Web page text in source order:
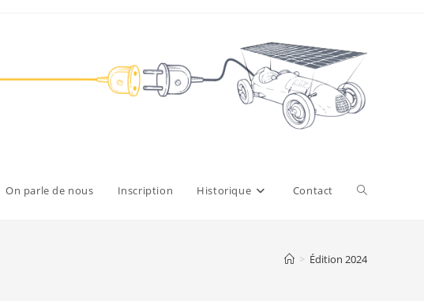
On parle de nous Inscription Historique Contact Toggle
> Édition 2024